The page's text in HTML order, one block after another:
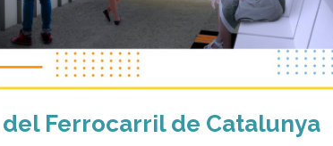
del Ferrocarril de Catalunya